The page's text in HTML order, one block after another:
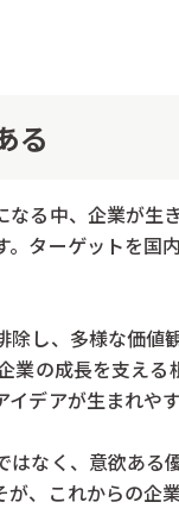
る
る中、企業が生
ターゲットを国
し、多様な価
業の成長を支え
デアが生まれやす
なく、意欲あ
、これからの企